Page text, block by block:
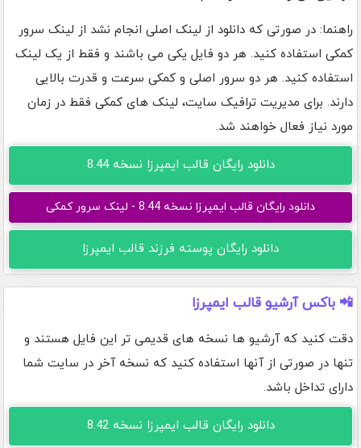
راهنما: در صورتی که دانلود از لینک اصلی انجام نشد از لینک سرور
کمکی استفاده کنید. هر دو فایل یکی می باشند و فقط از یک لینک
استفاده کنید. هر دو سرور اصلی و کمکی سرعت و قدرت بالایی
دارند. برای مدیریت ترافیک سایت، لینک های کمکی فقط در زمان
مورد نیاز فعال خواهند شد.
دانلود رایگان قالب ایمپرزا نسخه 8.44
دانلود رایگان قالب ایمپرزا نسخه 8.44 - لینک سرور کمکی
دانلود رایگان پوسته فرزند قالب ایمپرزا
📲 باکس آرشیو قالب ایمپرزا
دقت کنید که آرشیو ها نسخه های قدیمی تر این فایل هستند و
تنها در صورتی از آنها استفاده کنید که نسخه آخر در سایت شما
دارای تداخل باشد.
دانلود رایگان قالب ایمپرزا نسخه 8.42